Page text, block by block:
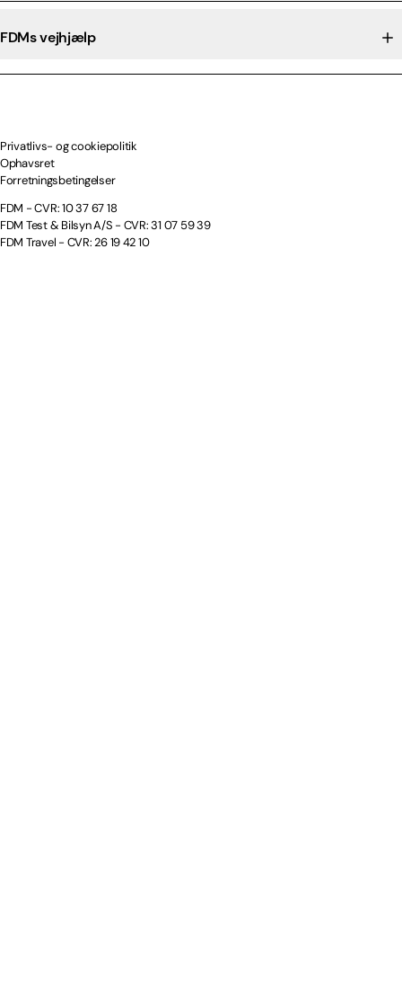
FDMs vejhjælp
Privatlivs- og cookiepolitik
Ophavsret
Forretningsbetingelser
FDM - CVR: 10 37 67 18
FDM Test & Bilsyn A/S - CVR: 31 07 59 39
FDM Travel - CVR: 26 19 42 10